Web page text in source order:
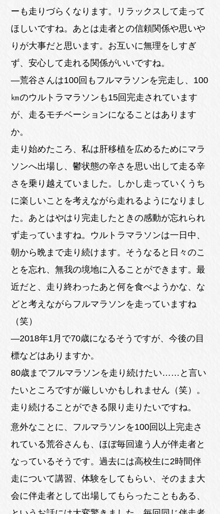
ーも走りづらくなります。リラックスして走って
ほしいですね。あとは走者との信頼関係や思いや
りが大事だと思います。お互いに無理をしすぎ
ず、安心して走れる関係がいいですね。
―荒谷さんは100回もフルマラソンを完走し、100
㎞のウルトラマラソンも15回完走されています
が、走るモチベーションになることはあります
か。
走り始めたころ、私は肝移植を広めるためにマラ
ソンへ出場し、鬱状態の辛さを思い出して走る辛
さを乗り越えていました。しかし走っていくうち
に楽しいことを考えながら走れるようになりまし
た。あとはやはり完走したときの感動が忘れられ
ず走っていますね。ウルトラマラソンは一日中、
朝から晩まで走り続けます。そうなると日々のこ
とを忘れ、無我の境地に入ることができます。最
近だと、走り終わったあと何を食べようかな、な
どと考えながらフルマラソンを走っていますね
（笑）
―2018年1月で70歳になるそうですが、今後の目
標などはありますか。
80歳までフルマラソンを走り続けたい……と言い
たいところですが厳しいかもしれません（笑）。
走り続けることができる限り走りたいですね。
意外なことに、フルマラソンを100回以上完走さ
れている荒谷さんも、ほぼ毎回違う人が伴走者と
なっているそうです。過去には高校生に2時間伴
走について講習、体験をしてもらい、そのまま大
会に伴走者として出場してもらったこともある、